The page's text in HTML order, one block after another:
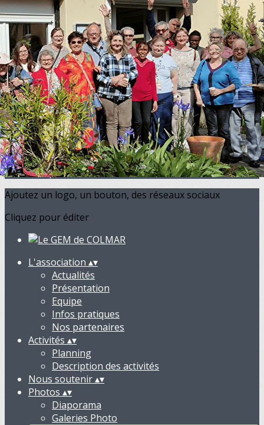
Exporter les lignes sélectionnées
Exporter toutes les colonnes
Exporter uniquement les colonnes affichées
Menu
<
>
Actualités
Présentation
Equipe
Infos pratiques
Nos partenaires
Ajoutez un logo, un bouton, des réseaux sociaux
Cliquez pour éditer
L'association ▴▾
Actualités
Présentation
Equipe
Infos pratiques
Nos partenaires
Activités ▴▾
Planning
Description des activités
Nous soutenir▴▾
Photos ▴▾
Diaporama
Galeries Photo